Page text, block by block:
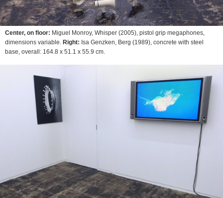
Center, on floor: Miguel Monroy, Whisper (2005), pistol grip megaphones,
dimensions variable. Right: Isa Genzken, Berg (1989), concrete with steel
base, overall: 164.8 x 51.1 x 55.9 cm.